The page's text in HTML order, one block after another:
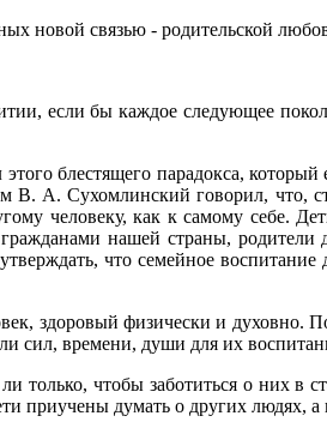
новой связью - родительской
если бы каждое следующее
блестящего парадокса,
В. А. Сухомлинский говорил, что,
человеку, как к самому себе.
нашей страны,
что семейное воспитание
здоровый физически и духовно.
сил, времени, души для их
чтобы заботиться о них в
приучены думать о других людях, а